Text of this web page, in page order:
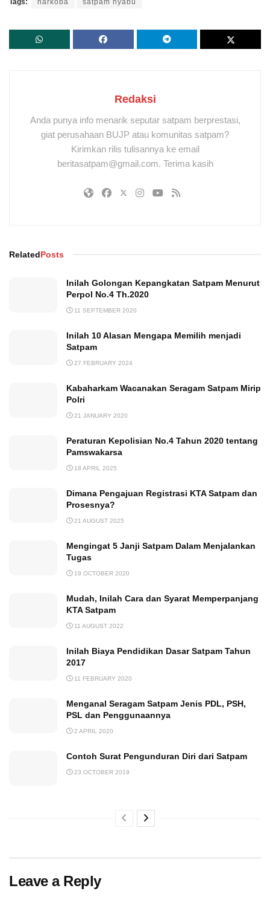
Tags: narkoba satpam nyabu
Redaksi
Anda punya info menarik seputar satpam berprestasi,
giat perusahaan BUJP atau komunitas satpam?
Kirimkan rilis tulisannya ke email
beritasatpam@gmail.com. Terima kasih
RelatedPosts
Inilah Golongan Kepangkatan Satpam Menurut
Perpol No.4 Th.2020
11 SEPTEMBER 2020
Inilah 10 Alasan Mengapa Memilih menjadi
Satpam
27 FEBRUARY 2024
Kabaharkam Wacanakan Seragam Satpam Mirip
Polri
21 JANUARY 2020
Peraturan Kepolisian No.4 Tahun 2020 tentang
Pamswakarsa
18 APRIL 2025
Dimana Pengajuan Registrasi KTA Satpam dan
Prosesnya?
21 AUGUST 2025
Mengingat 5 Janji Satpam Dalam Menjalankan
Tugas
19 OCTOBER 2020
Mudah, Inilah Cara dan Syarat Memperpanjang
KTA Satpam
11 AUGUST 2022
Inilah Biaya Pendidikan Dasar Satpam Tahun
2017
11 FEBRUARY 2020
Menganal Seragam Satpam Jenis PDL, PSH,
PSL dan Penggunaannya
2 APRIL 2020
Contoh Surat Pengunduran Diri dari Satpam
23 OCTOBER 2019
Leave a Reply